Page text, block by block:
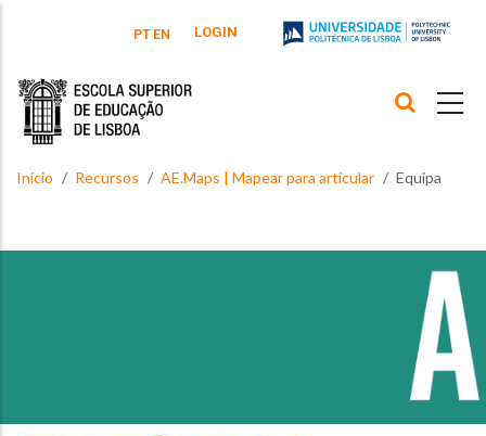
PT EN LOGIN
Início Recursos AE.Maps | Mapear para articular Equipa